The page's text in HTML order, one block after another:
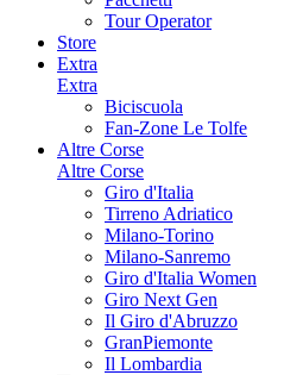
Tour Operator
Store
Extra
Extra
Biciscuola
Fan-Zone Le Tolfe
Altre Corse
Altre Corse
Giro d'Italia
Tirreno Adriatico
Milano-Torino
Milano-Sanremo
Giro d'Italia Women
Giro Next Gen
Il Giro d'Abruzzo
GranPiemonte
Il Lombardia